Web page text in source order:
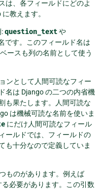
は、各フィールドにどのよ
教えます。
question_textや
です。このフィールド名は
ースも列の名前として使う
ンとして人間可読なフィー
名は Django の二つの内省機
も果たします。人間可読な
は機械可読な名前を使いま
にだけ人間可読なフィール
ールドでは、フィールドの
も十分なので定義していま
ものがあります。例えば
る必要があります。この引数